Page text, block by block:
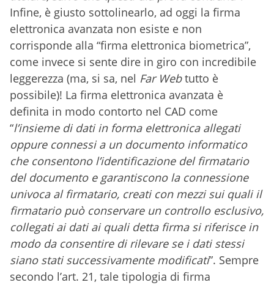
Infine, è giusto sottolinearlo, ad oggi la firma
elettronica avanzata non esiste e non
corrisponde alla “firma elettronica biometrica”,
come invece si sente dire in giro con incredibile
leggerezza (ma, si sa, nel Far Webtutto è
possibile)! La firma elettronica avanzata è
definita in modo contorto nel CAD come
“l’insieme di dati in forma elettronica allegati
oppure connessi a un documento informatico
che consentono l’identificazione del firmatario
del documento e garantiscono la connessione
univoca al firmatario, creati con mezzi sui quali il
firmatario può conservare un controllo esclusivo,
collegati ai dati ai quali detta firma si riferisce in
modo da consentire di rilevare se i dati stessi
siano stati successivamente modificati”. Sempre
secondo l’art. 21, tale tipologia di firma